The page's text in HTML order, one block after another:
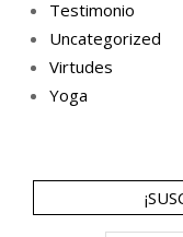
Testimonio
Uncategorized
Virtudes
Yoga